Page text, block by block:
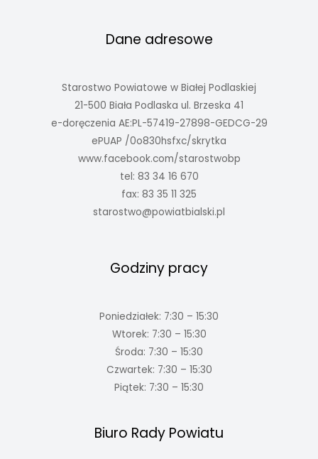
Dane adresowe
Starostwo Powiatowe w Białej Podlaskiej
21-500 Biała Podlaska ul. Brzeska 41
e-doręczenia AE:PL-57419-27898-GEDCG-29
ePUAP /0o830hsfxc/skrytka
www.facebook.com/starostwobp
tel: 83 34 16 670
fax: 83 35 11 325
starostwo@powiatbialski.pl
Godziny pracy
Poniedziałek: 7:30 – 15:30
Wtorek: 7:30 – 15:30
Środa: 7:30 – 15:30
Czwartek: 7:30 – 15:30
Piątek: 7:30 – 15:30
Biuro Rady Powiatu